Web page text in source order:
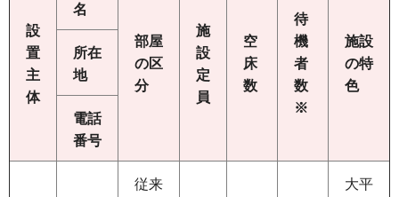
設
置
主
体
名
部屋
の区
分
施
設
定
員
空
床
数
待
機
者
数
※
施設
の特
色
所在
地
電話
番号
従来
大平